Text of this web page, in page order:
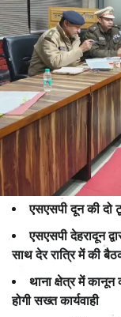
एसएसपी दून की दो
एसएसपी देहरादून
साथ देर रात्रि में की
थाना क्षेत्र में कानून
होगी सख्त कार्यवाही